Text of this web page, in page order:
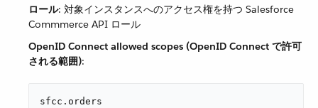
ロール​: 対象インスタンスへのアクセス権を持つ Salesforce
Commmerce API ロール
OpenID Connect allowed scopes (OpenID Connect で許可
される範囲)​:
sfcc.orders